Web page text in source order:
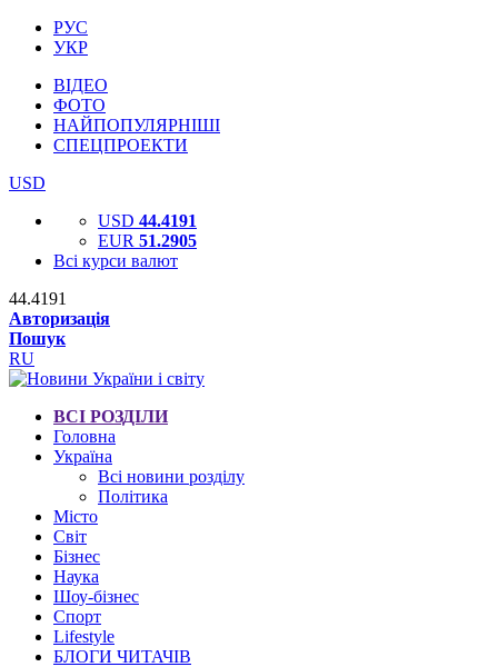
РУС
УКР
ВІДЕО
ФОТО
НАЙПОПУЛЯРНІШІ
СПЕЦПРОЕКТИ
USD
USD 44.4191
EUR 51.2905
Всі курси валют
44.4191
Авторизація
Пошук
RU
ВСІ РОЗДІЛИ
Головна
Україна
Всі новини розділу
Політика
Місто
Світ
Бізнес
Наука
Шоу-бізнес
Спорт
Lifestyle
БЛОГИ ЧИТАЧІВ